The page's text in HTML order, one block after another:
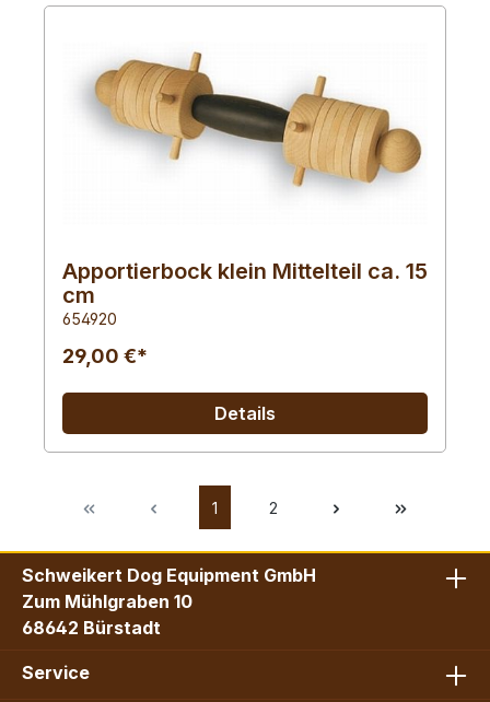
Apportierbock klein Mittelteil ca. 15
cm
654920
29,00 €*
Details
1 2
Schweikert Dog Equipment GmbH
Zum Mühlgraben 10
68642 Bürstadt
Service